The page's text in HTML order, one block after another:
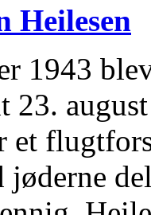
Heilesen
1943
23.
et